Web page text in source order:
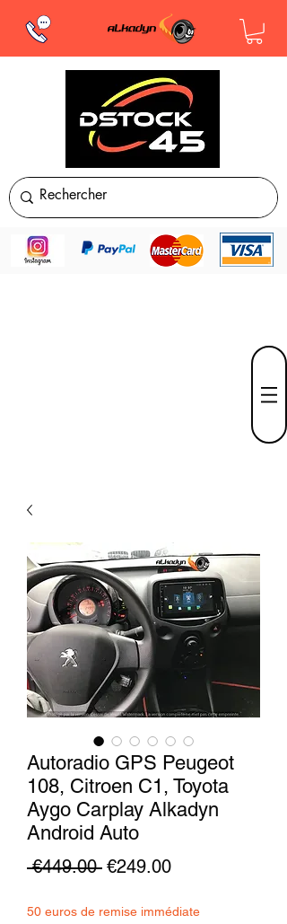
Autoradio GPS Peugeot
108, Citroen C1, Toyota
Aygo Carplay Alkadyn
Android Auto
€449.00 Regular
€249.00Sale
50 euros de remise immédiate